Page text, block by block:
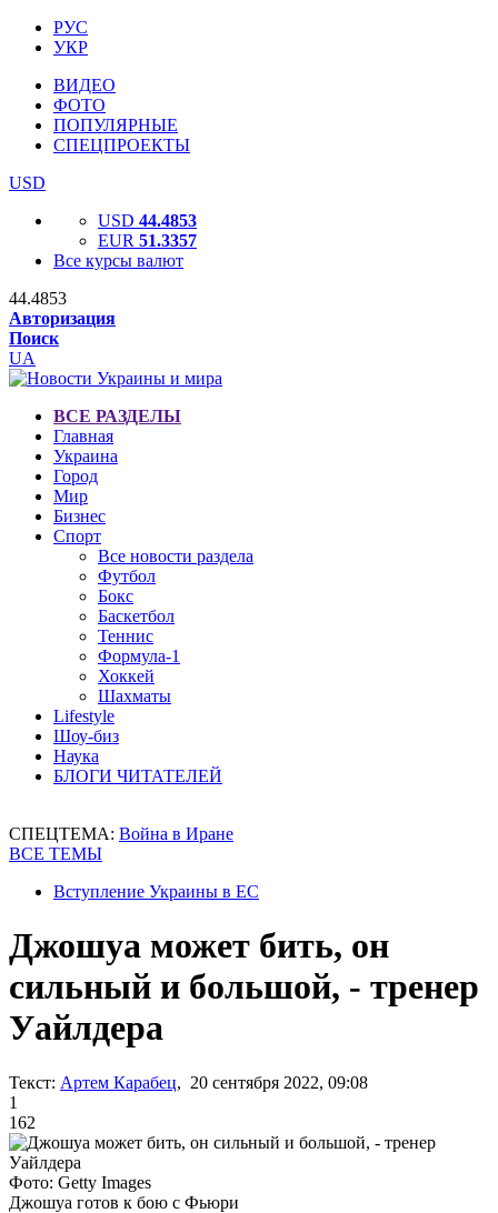
РУС
УКР
ВИДЕО
ФОТО
ПОПУЛЯРНЫЕ
СПЕЦПРОЕКТЫ
USD
USD 44.4853
EUR 51.3357
Все курсы валют
44.4853
Авторизация
Поиск
UA
ВСЕ РАЗДЕЛЫ
Главная
Украина
Город
Мир
Бизнес
Спорт
Все новости раздела
Футбол
Бокс
Баскетбол
Теннис
Формула-1
Хоккей
Шахматы
Lifestyle
Шоу-биз
Наука
БЛОГИ ЧИТАТЕЛЕЙ
СПЕЦТЕМА: Война в Иране
ВСЕ ТЕМЫ
Вступление Украины в ЕС
Джошуа может бить, он
сильный и большой, - тренер
Уайлдера
Текст: Артем Карабец, 20 сентября 2022, 09:08
1
162
Фото: Getty Images
Джошуа готов к бою с Фьюри